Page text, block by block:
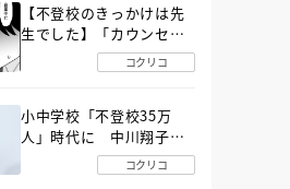
【不登校のきっかけは先
生でした】「カウンセリ
ングの時間」生徒の情報
をバラしたのは…《第２
コクリコ
小中学校「不登校35万
人」時代に 中川翔子さ
んが審査委員長「不登校
生動画甲子園 2026」が開
コクリコ